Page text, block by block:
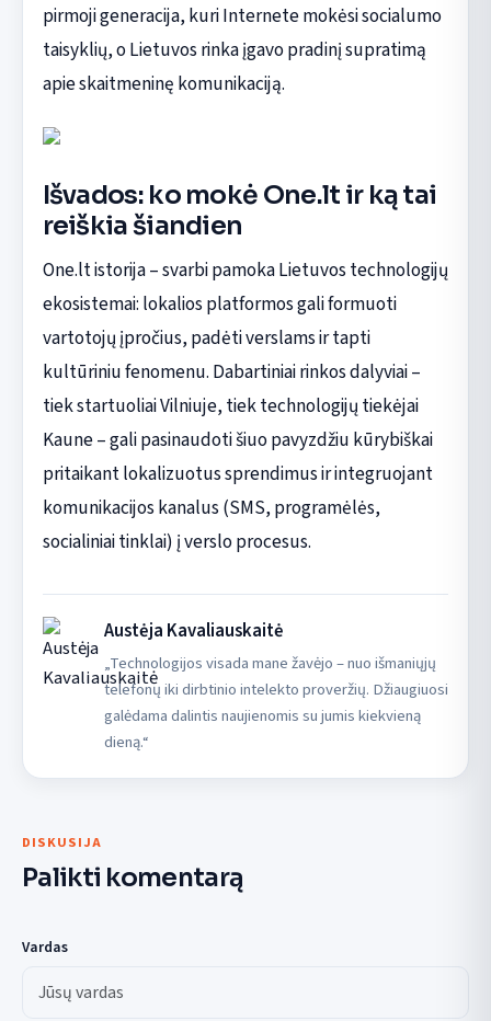
pirmoji generacija, kuri Internete mokėsi socialumo
taisyklių, o Lietuvos rinka įgavo pradinį supratimą
apie skaitmeninę komunikaciją.
Išvados: ko mokė One.lt ir ką tai
reiškia šiandien
One.lt istorija – svarbi pamoka Lietuvos technologijų
ekosistemai: lokalios platformos gali formuoti
vartotojų įpročius, padėti verslams ir tapti
kultūriniu fenomenu. Dabartiniai rinkos dalyviai –
tiek startuoliai Vilniuje, tiek technologijų tiekėjai
Kaune – gali pasinaudoti šiuo pavyzdžiu kūrybiškai
pritaikant lokalizuotus sprendimus ir integruojant
komunikacijos kanalus (SMS, programėlės,
socialiniai tinklai) į verslo procesus.
Austėja Kavaliauskaitė
„Technologijos visada mane žavėjo – nuo išmaniųjų
telefonų iki dirbtinio intelekto proveržių. Džiaugiuosi
galėdama dalintis naujienomis su jumis kiekvieną
dieną.“
DISKUSIJA
Palikti komentarą
Vardas